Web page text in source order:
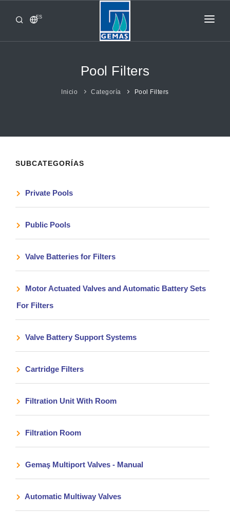
ES
INICIO
Pool Filters
Inicio Categoría Pool Filters
SUBCATEGORÍAS
Private Pools
Public Pools
Valve Batteries for Filters
Motor Actuated Valves and Automatic Battery Sets
For Filters
Valve Battery Support Systems
Cartridge Filters
Filtration Unit With Room
Filtration Room
Gemaş Multiport Valves - Manual
Automatic Multiway Valves